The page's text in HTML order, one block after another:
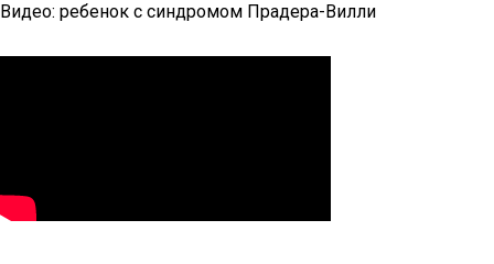
Видео: ребенок с синдромом Прадера-Вилли